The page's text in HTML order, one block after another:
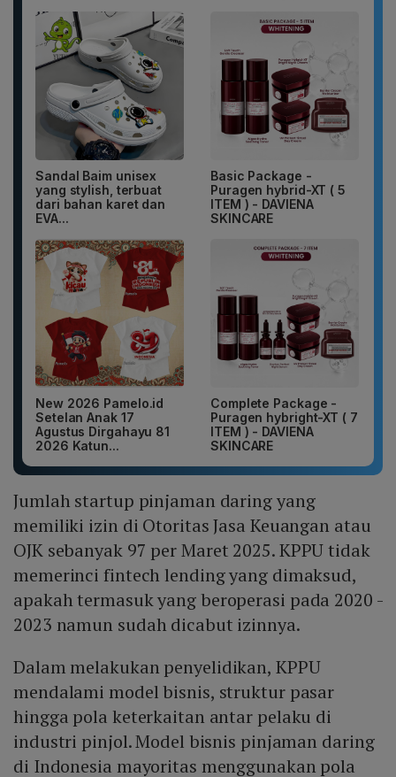
Sandal Baim unisex
yang stylish, terbuat
dari bahan karet dan
EVA...
Basic Package -
Puragen hybrid-XT ( 5
ITEM ) - DAVIENA
SKINCARE
New 2026 Pamelo.id
Setelan Anak 17
Agustus Dirgahayu 81
2026 Katun...
Complete Package -
Puragen hybright-XT ( 7
ITEM ) - DAVIENA
SKINCARE
Jumlah startup pinjaman daring yang
memiliki izin di Otoritas Jasa Keuangan atau
OJK sebanyak 97 per Maret 2025. KPPU tidak
memerinci fintech lending yang dimaksud,
apakah termasuk yang beroperasi pada 2020 -
2023 namun sudah dicabut izinnya.
Dalam melakukan penyelidikan, KPPU
mendalami model bisnis, struktur pasar
hingga pola keterkaitan antar pelaku di
industri pinjol. Model bisnis pinjaman daring
di Indonesia mayoritas menggunakan pola